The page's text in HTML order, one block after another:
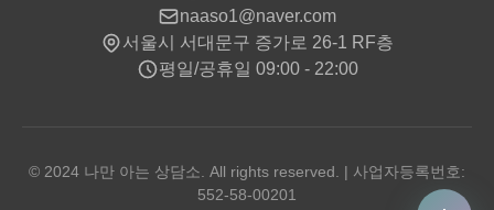
naaso1@naver.com
서울시 서대문구 증가로 26-1 RF층
평일/공휴일 09:00 - 22:00
© 2024 나만 아는 상담소. All rights reserved. | 사업자등록번호:
552-58-00201